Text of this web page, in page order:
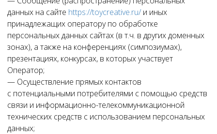
данных на сайте https://toycreative.ru/ и иных
принадлежащих оператору по обработке
персональных данных сайтах (в т.ч. в других доменных
зонах), а также на конференциях (симпозиумах),
презентациях, конкурсах, в которых участвует
Оператор;
— Осуществление прямых контактов
с потенциальными потребителями с помощью средств
связи и информационно-телекоммуникационной
технических средств с использованием персональных
данных;